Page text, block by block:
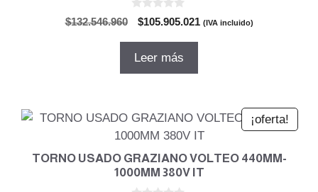
$132.546.960
El
original
$105.905.021 El
(IVA incluido)
Leer más
¡oferta!
TORNO USADO GRAZIANO VOLTEO 440MM-
1000MM 380V IT